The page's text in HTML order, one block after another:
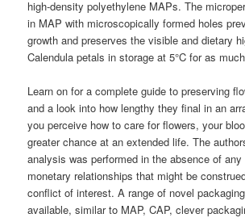
high-density polyethylene MAPs. The
in MAP with microscopically formed holes
growth and preserves the visible and dietary
Calendula petals in storage at 5°C for as
Learn on for a complete guide to preserving
and a look into how lengthy they final in an
you perceive how to care for flowers, your
greater chance at an extended life. The
analysis was performed in the absence of
monetary relationships that might be
conflict of interest. A range of novel
available, similar to MAP, CAP, clever